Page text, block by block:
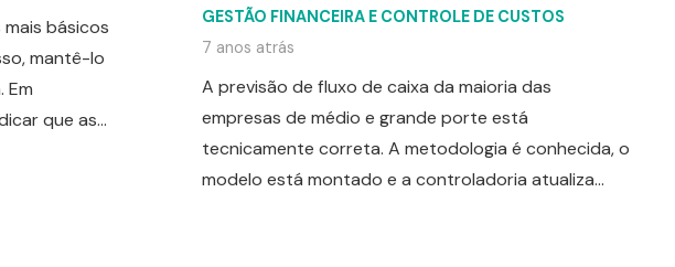
básicos
mantê-lo
Em
que as…
GESTÃO FINANCEIRA E CONTROLE DE CUSTOS
7 anos atrás
A previsão de fluxo de caixa da maioria das
empresas de médio e grande porte está
tecnicamente correta. A metodologia é conhecida, o
modelo está montado e a controladoria atualiza…